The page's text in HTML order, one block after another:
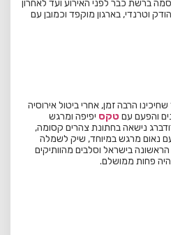
ברשת כבר לפני האירוע ועד לאחרון
וטרנדי, בארגון מוקפד וכמובן עם
הרבה זמן, אחרי ביטול אירוסיה
והפעם עם טקס יפיפה ומרגש
נישאה בחתונת צהרים קסומה,
נאום מרגש במיוחד, שיק לשמלה
הראשונה בישראל וסלבים מהוותיקים
פחות ממושלם.